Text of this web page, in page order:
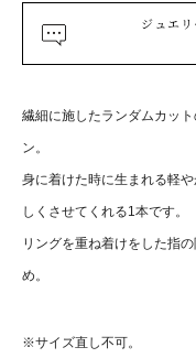
ジュエ
繊細に施したランダムカッ
ン。
身に着けた時に生まれる軽
しくさせてくれる1本です。
リングを重ね着けをした指
め。
※サイズ直し不可。